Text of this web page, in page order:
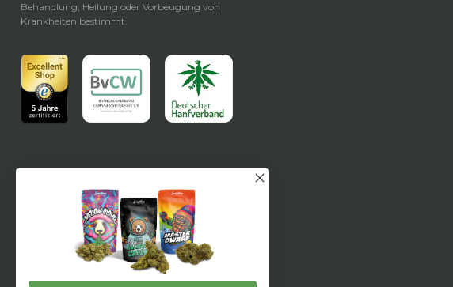
Behandlung, Heilung oder Vorbeugung von
Krankheiten bestimmt.